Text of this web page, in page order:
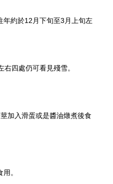
年約於12月下旬至3月上旬左
四處仍可看見殘雪。
加入滑蛋或是醬油燉煮後食
。